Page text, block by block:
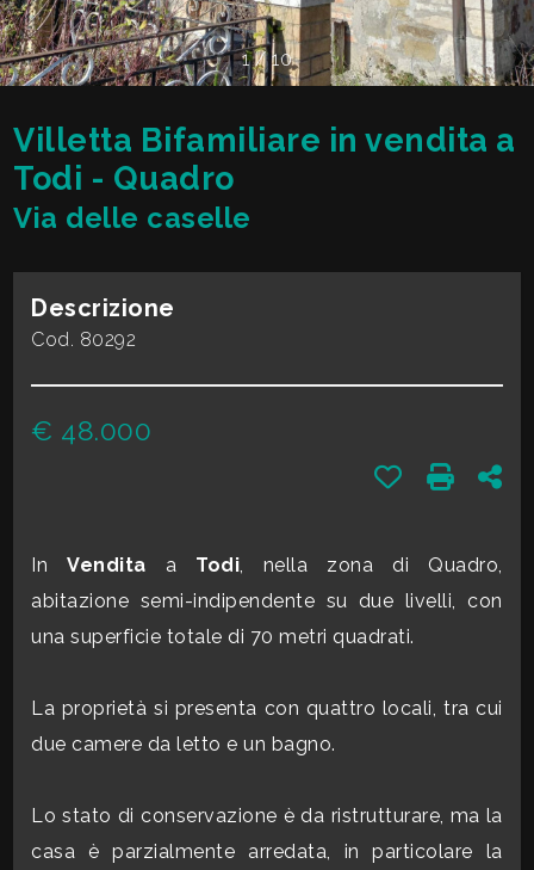
1 / 10
Villetta Bifamiliare in vendita a
Todi - Quadro
Via delle caselle
Descrizione
Cod. 80292
€ 48.000
Stampa:
Preferiti: Cod.
InVendita a Todi, nella zona di Quadro,
abitazione semi-indipendente su due livelli, con
una superficie totale di 70 metri quadrati.
La proprietà si presenta con quattro locali, tra cui
due camere da letto e un bagno.
Lo stato di conservazione è da ristrutturare, ma la
casa è parzialmente arredata, in particolare la
VALE
LA
CASA?
DIVENTA
SEGNALATORE
CON
CONTATTI
Provincia
Comune
Tipologia
Commerciali
Terreni
Prezzo